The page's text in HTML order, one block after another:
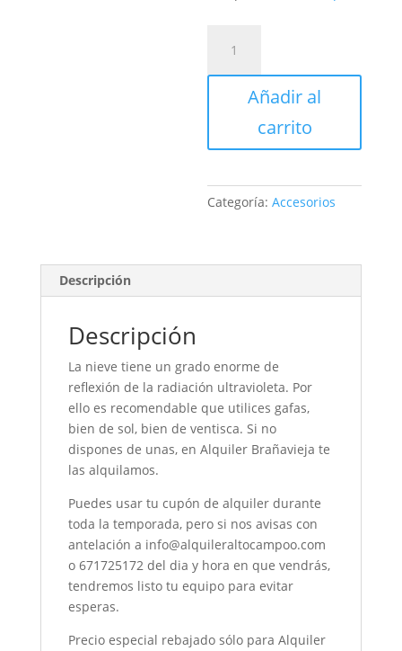
cantidad
Añadir al
carrito
Categoría:Accesorios
Descripción
Descripción
La nieve tiene un grado enorme de
reflexión de la radiación ultravioleta. Por
ello es recomendable que utilices gafas,
bien de sol, bien de ventisca. Si no
dispones de unas, en Alquiler Brañavieja te
las alquilamos.
Puedes usar tu cupón de alquiler durante
toda la temporada, pero si nos avisas con
antelación a info@alquileraltocampoo.com
o 671725172 del dia y hora en que vendrás,
tendremos listo tu equipo para evitar
esperas.
Precio especial rebajado sólo para Alquiler